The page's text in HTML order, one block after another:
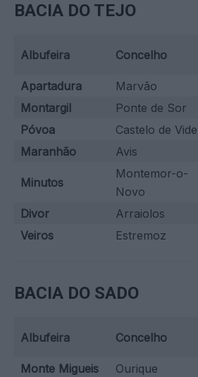
BACIA DO TEJO
Albufeira Concelho
Apartadura
Marvão
Montargil
Ponte de Sor
Póvoa
Castelo de Vide
Maranhão
Avis
Minutos
Montemor-o-
Novo
Divor Arraiolos
Veiros
Estremoz
BACIA DO SADO
Albufeira Concelho
Monte Migueis
Ourique